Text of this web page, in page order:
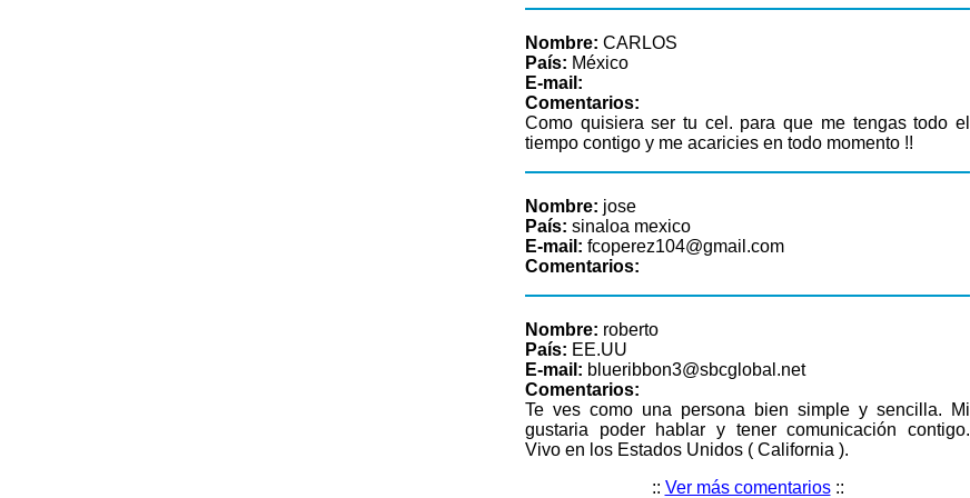
Nombre: CARLOS
País: México
E-mail:
Comentarios:
Como quisiera ser tu cel. para que me tengas todo el
tiempo contigo y me acaricies en todo momento !!
Nombre: jose
País: sinaloa mexico
E-mail: fcoperez104@gmail.com
Comentarios:
Nombre: roberto
País: EE.UU
E-mail: blueribbon3@sbcglobal.net
Comentarios:
Te ves como una persona bien simple y sencilla. Mi
gustaria poder hablar y tener comunicación contigo.
Vivo en los Estados Unidos ( California ).
:: Ver más comentarios::